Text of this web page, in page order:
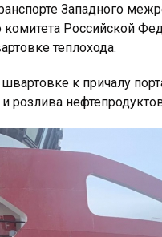
Западного
комитета Российской
теплохода.
к причалу
розлива